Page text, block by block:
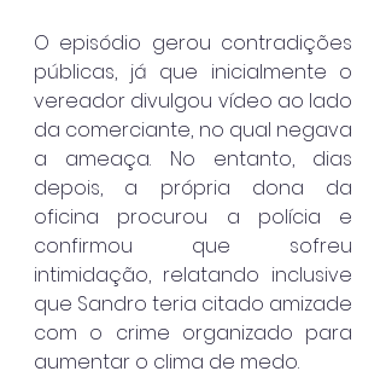
O episódio gerou contradições
públicas, já que inicialmente o
vereador divulgou vídeo ao lado
da comerciante, no qual negava
a ameaça. No entanto, dias
depois, a própria dona da
oficina procurou a polícia e
confirmou que sofreu
intimidação, relatando inclusive
que Sandro teria citado amizade
com o crime organizado para
aumentar o clima de medo.